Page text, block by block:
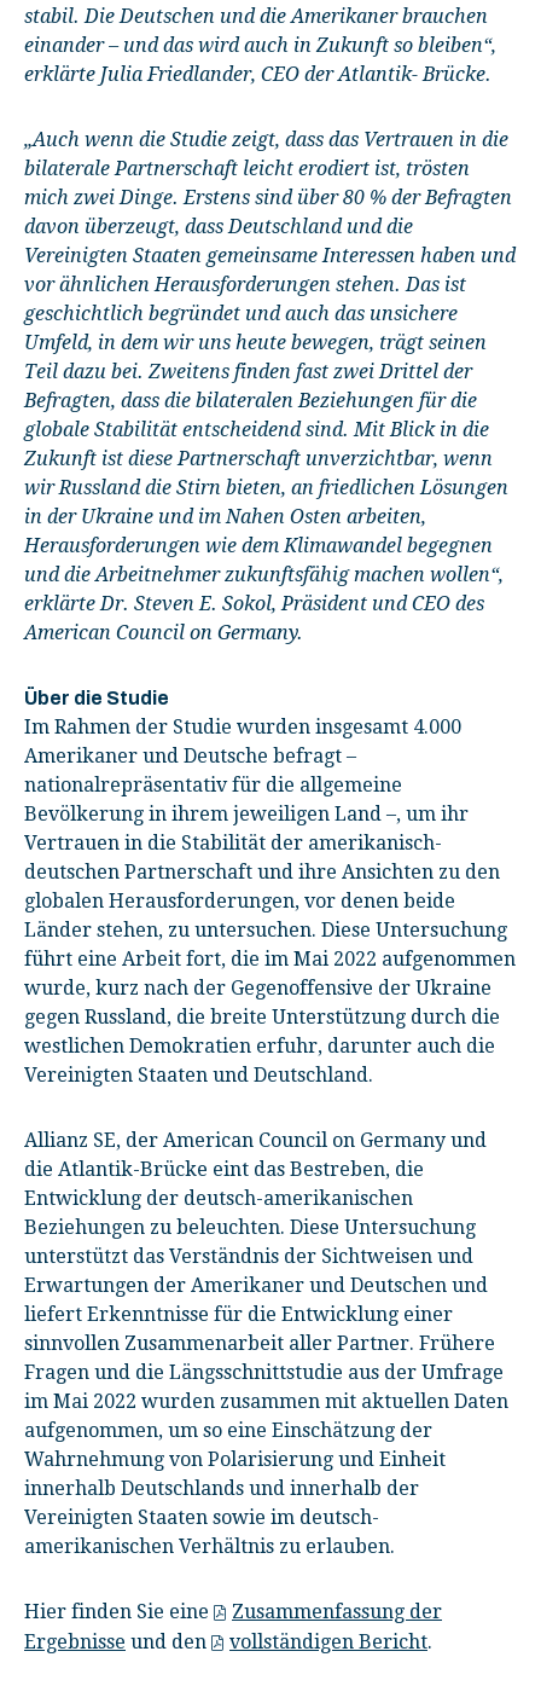
stabil. Die Deutschen und die Amerikaner brauchen
einander – und das wird auch in Zukunft so bleiben“,
erklärte Julia Friedlander, CEO der Atlantik- Brücke.
„Auch wenn die Studie zeigt, dass das Vertrauen in die
bilaterale Partnerschaft leicht erodiert ist, trösten
mich zwei Dinge. Erstens sind über 80 % der Befragten
davon überzeugt, dass Deutschland und die
Vereinigten Staaten gemeinsame Interessen haben und
vor ähnlichen Herausforderungen stehen. Das ist
geschichtlich begründet und auch das unsichere
Umfeld, in dem wir uns heute bewegen, trägt seinen
Teil dazu bei. Zweitens finden fast zwei Drittel der
Befragten, dass die bilateralen Beziehungen für die
globale Stabilität entscheidend sind. Mit Blick in die
Zukunft ist diese Partnerschaft unverzichtbar, wenn
wir Russland die Stirn bieten, an friedlichen Lösungen
in der Ukraine und im Nahen Osten arbeiten,
Herausforderungen wie dem Klimawandel begegnen
und die Arbeitnehmer zukunftsfähig machen wollen“,
erklärte Dr. Steven E. Sokol, Präsident und CEO des
American Council on Germany.
Über die Studie
Im Rahmen der Studie wurden insgesamt 4.000
Amerikaner und Deutsche befragt –
nationalrepräsentativ für die allgemeine
Bevölkerung in ihrem jeweiligen Land –, um ihr
Vertrauen in die Stabilität der amerikanisch-
deutschen Partnerschaft und ihre Ansichten zu den
globalen Herausforderungen, vor denen beide
Länder stehen, zu untersuchen. Diese Untersuchung
führt eine Arbeit fort, die im Mai 2022 aufgenommen
wurde, kurz nach der Gegenoffensive der Ukraine
gegen Russland, die breite Unterstützung durch die
westlichen Demokratien erfuhr, darunter auch die
Vereinigten Staaten und Deutschland.
Allianz SE, der American Council on Germany und
die Atlantik-Brücke eint das Bestreben, die
Entwicklung der deutsch-amerikanischen
Beziehungen zu beleuchten. Diese Untersuchung
unterstützt das Verständnis der Sichtweisen und
Erwartungen der Amerikaner und Deutschen und
liefert Erkenntnisse für die Entwicklung einer
sinnvollen Zusammenarbeit aller Partner. Frühere
Fragen und die Längsschnittstudie aus der Umfrage
im Mai 2022 wurden zusammen mit aktuellen Daten
aufgenommen, um so eine Einschätzung der
Wahrnehmung von Polarisierung und Einheit
innerhalb Deutschlands und innerhalb der
Vereinigten Staaten sowie im deutsch-
amerikanischen Verhältnis zu erlauben.
Hier finden Sie eine
Zusammenfassung der
Ergebnisse und den vollständigen Bericht.